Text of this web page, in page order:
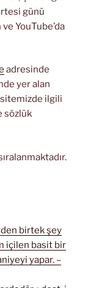
günü
YouTube’da
adresinde
yer alan
sitemizde ilgili
sözlük
birtek şey
içilen basit bir
yapar. –